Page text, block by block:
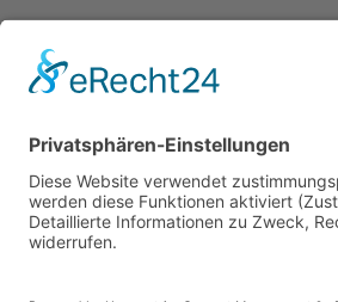
Newsletter
ZUR ANMELDUNG